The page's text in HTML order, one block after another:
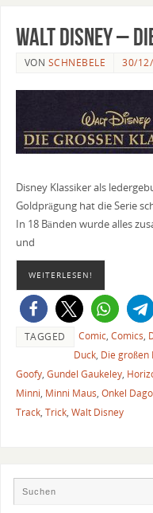
Walt Disney –
VON SCHNEBELE 30/
Disney Klassiker als
Goldprägung hat die Serie
In 18 Bänden wurde alles
und
WEITERLESEN!
TAGGED Comic, Comics,
Duck, Die großen
Goofy, Gundel Gaukeley,
Minni, Minni Maus, Onkel
Track, Trick, Walt Disney